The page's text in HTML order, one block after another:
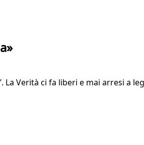
Verità ci fa liberi e mai arresi a